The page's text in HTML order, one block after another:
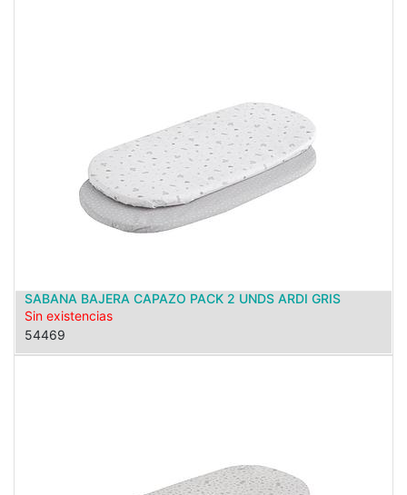
SABANA BAJERA CAPAZO PACK 2 UNDS ARDI GRIS
Sin existencias
54469